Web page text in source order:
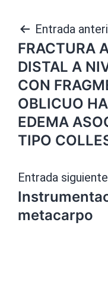
de
entradas
Entrada
FRACTURA
DISTAL A
CON
OBLICUO
EDEMA
TIPO
Entrada siguiente
metacarpo